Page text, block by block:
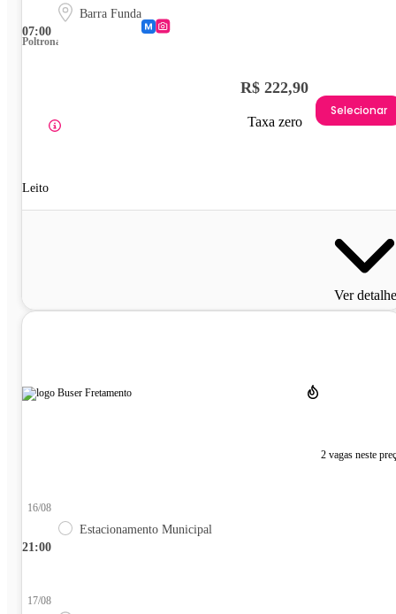
07:00
Barra Funda
Poltrona
Leito
R$ 222,90
Taxa zero
Selecionar
Ver
2 vagas neste
21:00
16/08
Estacionamento Municipal
17/08